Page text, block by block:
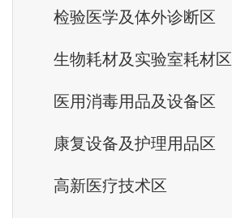
检验医学及体外诊断区
生物耗材及实验室耗材区
医用消毒用品及设备区
康复设备及护理用品区
高新医疗技术区